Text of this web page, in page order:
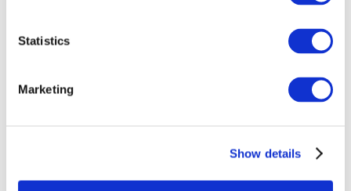
Statistics
Marketing
Show details
Eventos